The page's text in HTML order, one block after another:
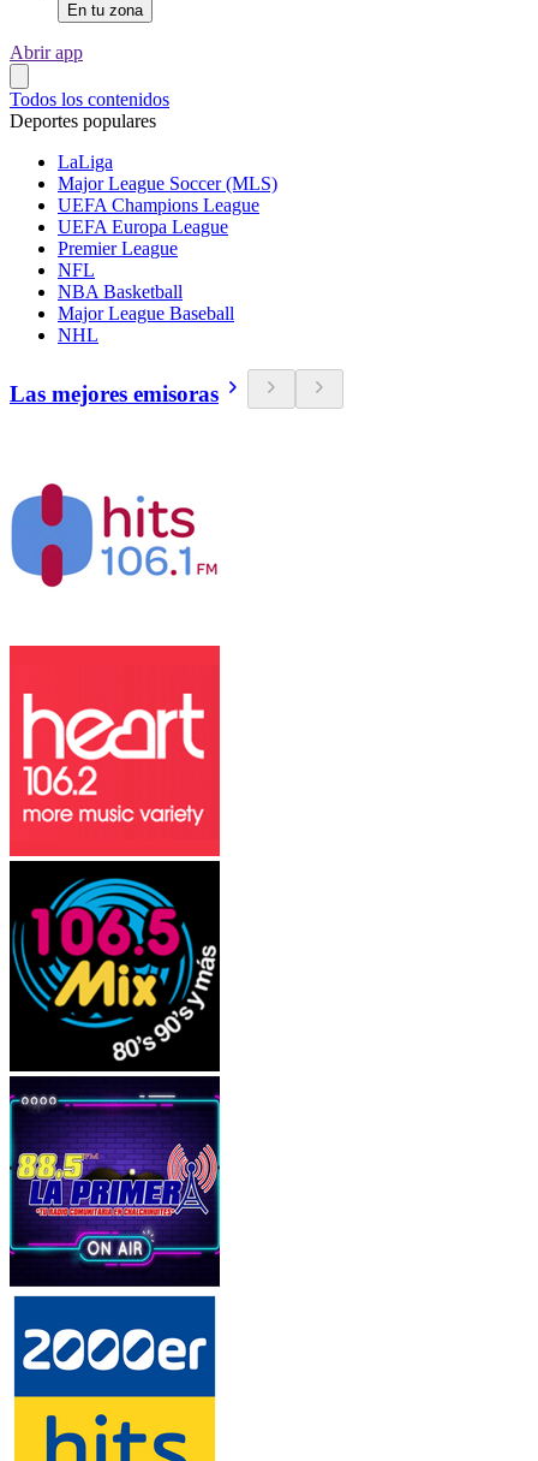
En tu zona
Abrir app
Todos los contenidos
Deportes populares
LaLiga
Major League Soccer (MLS)
UEFA Champions League
UEFA Europa League
Premier League
NFL
NBA Basketball
Major League Baseball
NHL
Las mejores emisoras